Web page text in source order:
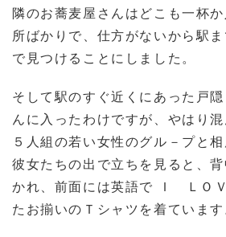
隣のお蕎麦屋さんはどこも一杯
所ばかりで、仕方がないから駅
で見つけることにしました。
そして駅のすぐ近くにあった戸
んに入ったわけですが、やはり混
５人組の若い女性のグル－プと相
彼女たちの出で立ちを見ると、
かれ、前面には英語で Ｉ ＬＯ
たお揃いのＴシャツを着ています